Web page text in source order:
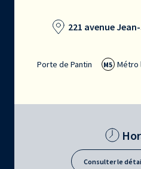
221 avenue
Porte de Pantin M5 Métro
Consulter le